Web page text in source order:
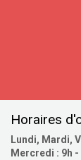
Horaires
Lundi, Mardi,
Mercredi : 9h -